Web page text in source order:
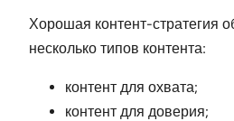
Хорошая контент-стратегия
несколько типов контента:
контент для охвата;
контент для доверия;